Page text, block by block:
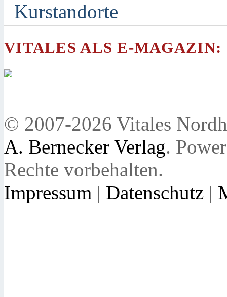
Kurstandorte
VITALES ALS E-MAGAZIN:
© 2007-2026 Vitales
A. Bernecker Verlag.
Rechte vorbehalten.
Impressum | Datenschutz |